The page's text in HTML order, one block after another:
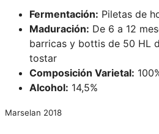
Fermentación: Piletas de
Maduración: De 6 a 12
barricas y bottis de 50 HL
tostar
Composición Varietal:
Alcohol: 14,5%
Marselan 2018